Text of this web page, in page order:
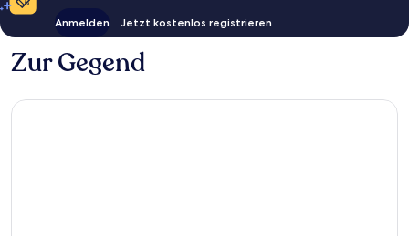
Anmelden Jetzt kostenlos registrieren
Zur Gegend